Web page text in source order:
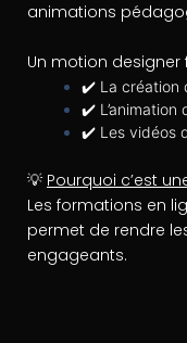
animations
Un motion
✔️ La création
✔️ L’animation
✔️ Les vidéos
💡 Pourquoi c’est
Les formations en
permet de rendre
engageants.